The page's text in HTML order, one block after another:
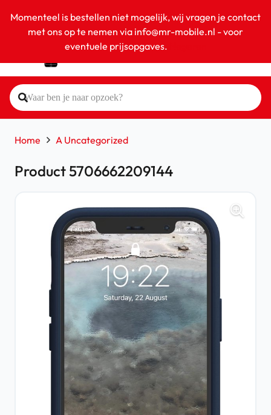
Momenteel is bestellen niet mogelijk, wij vragen je contact
met ons op te nemen via info@mr-mobile.nl - voor
eventuele prijsopgaves.
Home A Uncategorized
Product 5706662209144